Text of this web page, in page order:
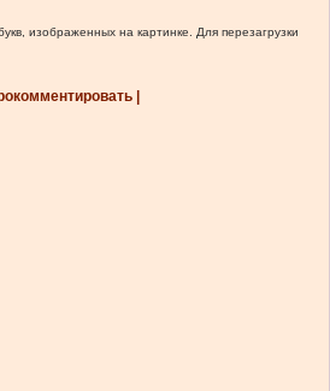
изображенных на картинке. Для перезагрузки
|